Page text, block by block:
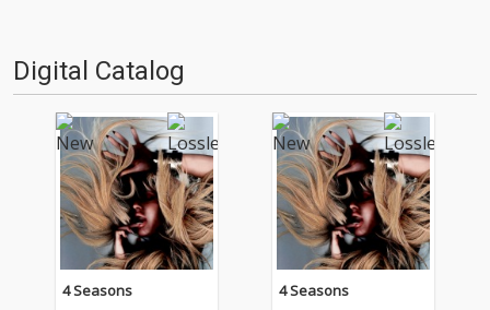
Digital Catalog
4 Seasons 4 Seasons